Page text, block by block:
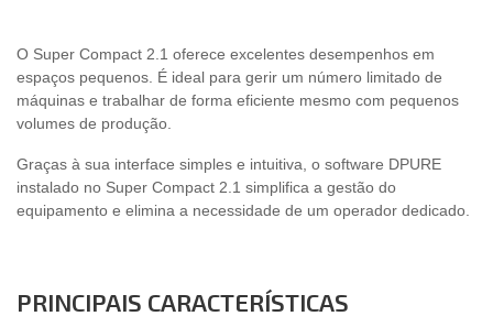
O Super Compact 2.1 oferece excelentes desempenhos em
espaços pequenos. É ideal para gerir um número limitado de
máquinas e trabalhar de forma eficiente mesmo com pequenos
volumes de produção.
Graças à sua interface simples e intuitiva, o software DPURE
instalado no Super Compact 2.1 simplifica a gestão do
equipamento e elimina a necessidade de um operador dedicado.
PRINCIPAIS CARACTERÍSTICAS